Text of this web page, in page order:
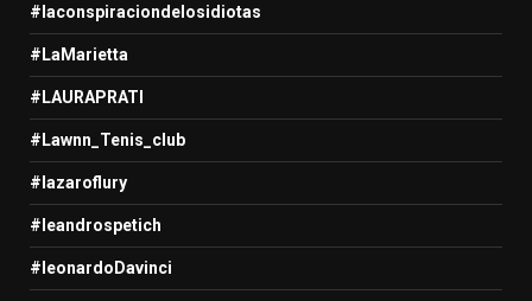
#laconspiraciondelosidiotas
#LaMarietta
#LAURAPRATI
#Lawnn_Tenis_club
#lazaroflury
#leandrospetich
#leonardoDavinci